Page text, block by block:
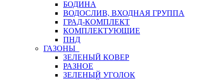
БОДИНА
ВОДОСЛИВ, ВХОДНАЯ ГРУППА
ГРАД-КОМПЛЕКТ
КОМПЛЕКТУЮЩИЕ
ПНД
ГАЗОНЫ
ЗЕЛЕНЫЙ КОВЕР
РАЗНОЕ
ЗЕЛЕНЫЙ УГОЛОК